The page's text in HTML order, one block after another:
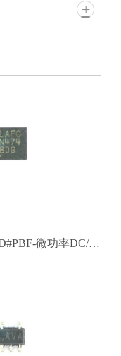
+
LT3463EDD#PBF-微功率DC/DC转换器-葫芦娃污下载软件APP